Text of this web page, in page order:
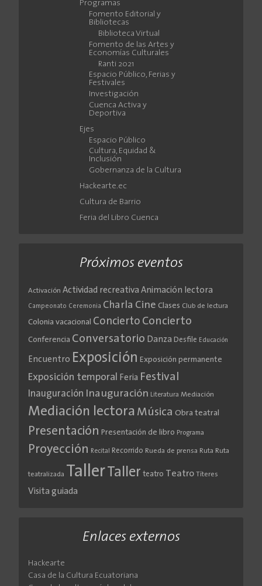
Programas
Fomento Editorial y
Bibliotecas
Biblioteca Virtual
Fomento de las Artes y
Economías Culturales
Ranti 2021
Espacio Público, Ferias y
Festivales
Investigación
Cuenca Activa y
Deportiva
Ejes
Espacio Público
Cultura, Equidad &
Inclusión
Gobernanza de la Cultura
Hackearte.ec
Cultura de Barrio
Feria del Libro Cuenca
Próximos eventos
Activación Actividad recreativa Animación lectora
Campeonato Ceremonia Charla Cine Clases Club de lectura
Colonia vacacional Concierto Concierto
Conferencia Conversatorio Danza Desfile Educación
Encuentro Exposición Exposición permanente
Exposición temporal Feria Festival
Inauguración Inauguración Literatura Mediación
Mediación lectora Música Obra teatral
Presentación Presentación de libro Programa
Proyección Recital Recorrido Rueda de prensa Ruta Ruta
teatralizada Taller Taller teatro Teatro Títeres
Visita guiada
Enlaces externos
Hackearte
Casa de la Cultura Ecuatoriana